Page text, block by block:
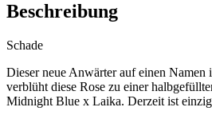
Beschreibung
Schade
Dieser neue Anwärter auf einen Namen
verblüht diese Rose zu einer
Midnight Blue x Laika. Derzeit ist einzig